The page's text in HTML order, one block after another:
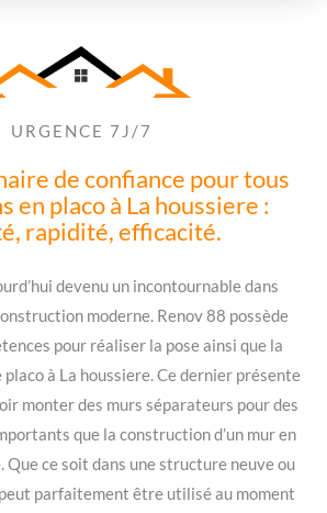
URGENCE 7J/7
de confiance pour tous
en placo à La houssiere :
rapidité, efficacité.
devenu un incontournable dans
moderne. Renov 88 possède
pour réaliser la pose ainsi que la
à La houssiere. Ce dernier présente
monter des murs séparateurs pour des
que la construction d’un mur en
Que ce soit dans une structure neuve ou
parfaitement être utilisé au moment